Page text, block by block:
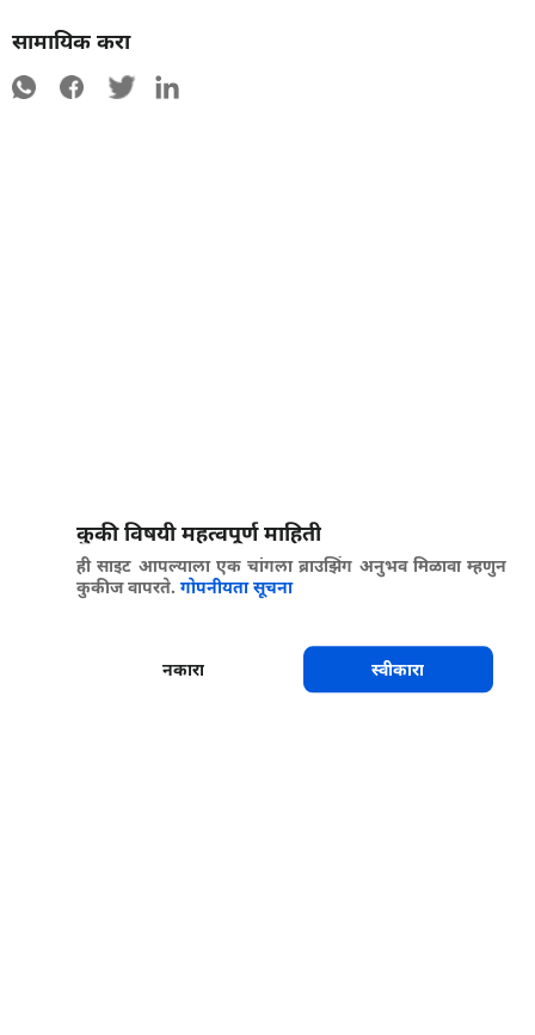
सामायिक करा
कुकी विषयी महत्वपूर्ण माहिती
ही साइट आपल्याला एक चांगला ब्राउझिंग अनुभव मिळावा म्हणुन
कुकीज वापरते. गोपनीयता सूचना
नकारा स्वीकारा